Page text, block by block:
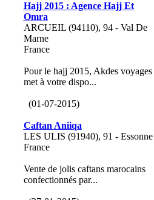
Hajj 2015 : Agence Hajj Et
Omra
ARCUEIL (94110), 94 - Val De
Marne
France
Pour le hajj 2015, Akdes voyages
met à votre dispo...
(01-07-2015)
Caftan Aniiqa
LES ULIS (91940), 91 - Essonne
France
Vente de jolis caftans marocains
confectionnés par...